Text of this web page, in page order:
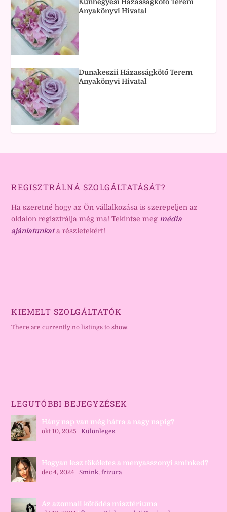
Kunhegyesi Házasságkötő Terem
Anyakönyvi Hivatal
Dunakeszii Házasságkötő Terem
Anyakönyvi Hivatal
REGISZTRÁLNÁ SZOLGÁLTATÁSÁT?
Ha szeretné hogy az Ön vállalkozása is szerepeljen az
oldalon regisztrálja még ma! Tekintse meg média
ajánlatunkat a részletekért!
KIEMELT SZOLGÁLTATÓK
There are currently no listings to show.
LEGUTÓBBI BEJEGYZÉSEK
Hány nap van még hátra a nagy napig?
okt 10, 2025 |Különleges
Hogyan lesz tökéletes a menyasszonyi sminked?
dec 4, 2024 |Smink, frizura
Az azonnali kötődés misztériuma